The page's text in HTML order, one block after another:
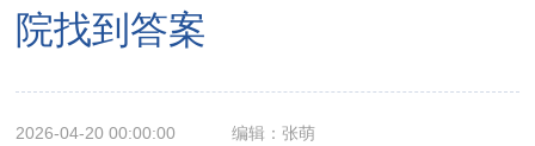
院找到答案
2026-04-20 00:00:00 编辑：张萌